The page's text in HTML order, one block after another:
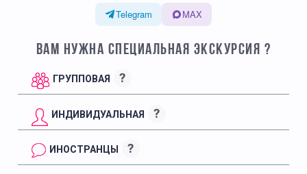
Telegram
MAX
ВАМ НУЖНА СПЕЦИАЛЬНАЯ ЭКСКУРСИЯ ?
ГРУППОВАЯ ?
ИНДИВИДУАЛЬНАЯ ?
ИНОСТРАНЦЫ ?